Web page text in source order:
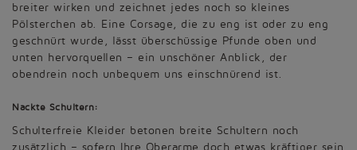
breiter wirken und zeichnet jedes noch so kleines
Pölsterchen ab. Eine Corsage, die zu eng ist oder zu eng
geschnürt wurde, lässt überschüssige Pfunde oben und
unten hervorquellen – ein unschöner Anblick, der
obendrein noch unbequem uns einschnürend ist.
Nackte Schultern:
Schulterfreie Kleider betonen breite Schultern noch
zusätzlich – sofern Ihre Oberarme doch etwas kräftiger sein